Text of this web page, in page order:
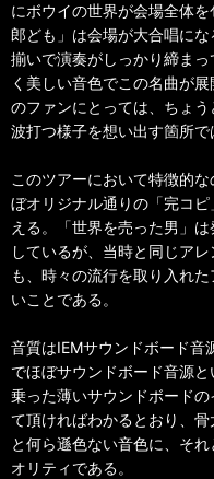
にボウイの世界が会場全体
郎ども」は会場が大合唱に
揃いで演奏がしっかり締ま
く美しい音色でこの名曲が
のファンにとっては、ちょ
波打つ様子を想い出す箇所で
このツアーにおいて特徴的
ぼオリジナル通りの「完コ
える。「世界を売った男」
しているが、当時と同じア
も、時々の流行を取り入れ
いことである。
音質はIEMサウンドボード音
でほぼサウンドボード音源
乗った薄いサウンドボード
て頂ければわかるとおり、
と何ら遜色ない音色に、そ
オリティである。